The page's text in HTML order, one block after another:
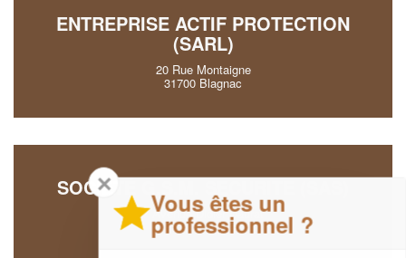
ENTREPRISE ACTIF PROTECTION
(SARL)
20 Rue Montaigne
31700 Blagnac
SOCIÉTÉ G.S.M. SECURITE (SAS)
7 Avenue Didier Daurat
31700 Blagnac
✕
Vous êtes un
professionnel ?